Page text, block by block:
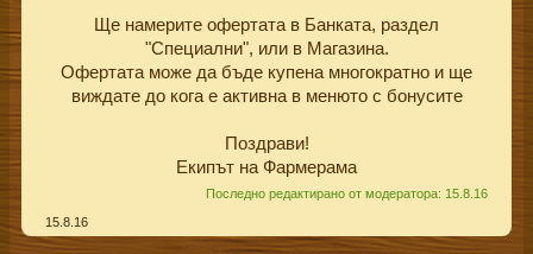
Ще намерите офертата в Банката, раздел
"Специални", или в Магазина.
Офертата може да бъде купена многократно и ще
виждате до кога е активна в менюто с бонусите
Поздрави!
Екипът на Фармерама​
Последно редактирано от модератора: 15.8.16
15.8.16